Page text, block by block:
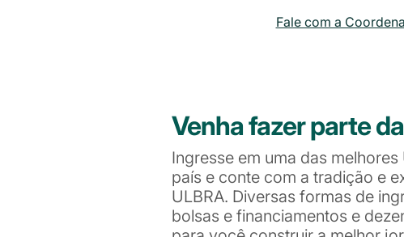
Fale com a
Venha fazer parte
Ingresse em uma das
país e conte com a tradição e
ULBRA. Diversas formas de
bolsas e financiamentos e